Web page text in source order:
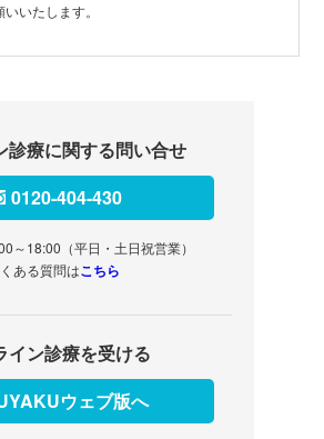
いたします。
診療に関する問い合せ
0120-404-430
～18:00（平日・土日祝営業）
ある質問はこちら
イン診療を受ける
ウェブ版へ